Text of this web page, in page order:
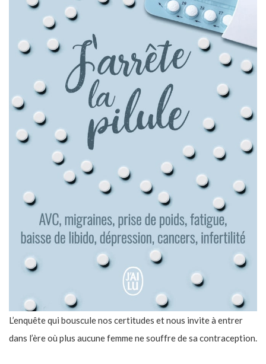
L’enquête qui bouscule nos certitudes et nous invite à entrer
dans l’ère où plus aucune femme ne souffre de sa contraception.